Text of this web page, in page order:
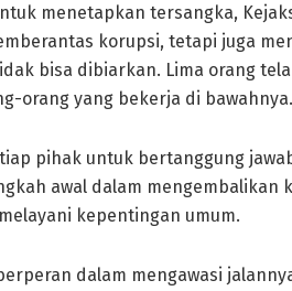
menetapkan tersangka,
korupsi, tetapi juga
bisa dibiarkan. Lima orang
orang yang bekerja di bawahnya.
pihak untuk bertanggung
awal dalam mengembalikan
kepentingan umum.
dalam mengawasi